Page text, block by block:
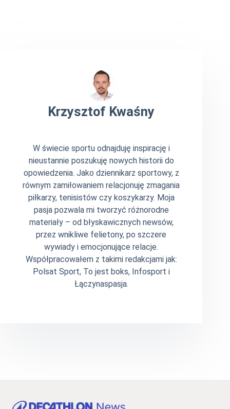
Krzysztof Kwaśny
W świecie sportu odnajduję inspirację i
nieustannie poszukuję nowych historii do
opowiedzenia. Jako dziennikarz sportowy, z
równym zamiłowaniem relacjonuję zmagania
piłkarzy, tenisistów czy koszykarzy. Moja
pasja pozwala mi tworzyć różnorodne
materiały – od błyskawicznych newsów,
przez wnikliwe felietony, po szczere
wywiady i emocjonujące relacje.
Współpracowałem z takimi redakcjami jak:
Polsat Sport, To jest boks, Infosport i
Łączynaspasja.